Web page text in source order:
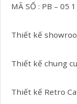
MÃ SỐ : PB – 05 1
Thiết kế
Thiết kế chung
Thiết kế Retro